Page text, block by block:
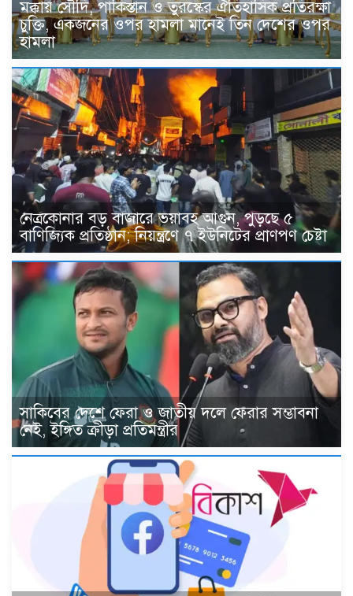
মক্কায় সৌদি, পাকিস্তান ও তুরস্কের ঐতিহাসিক প্রতিরক্ষা
চুক্তি, একজনের ওপর হামলা মানেই তিন দেশের ওপর
হামলা
নেত্রকোনার বড় বাজারে ভয়াবহ আগুন, পুড়ছে ৫
বাণিজ্যিক প্রতিষ্ঠান; নিয়ন্ত্রণে ৭ ইউনিটের প্রাণপণ চেষ্টা
সাকিবের দেশে ফেরা ও জাতীয় দলে ফেরার সম্ভাবনা
নেই, ইঙ্গিত ক্রীড়া প্রতিমন্ত্রীর